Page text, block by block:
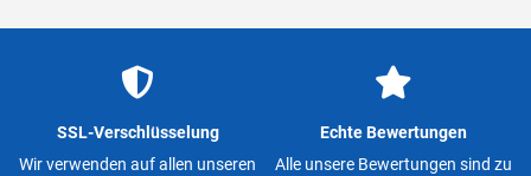
SSL-Verschlüsselung
Wir verwenden auf allen unseren
Echte Bewertungen
Alle unsere Bewertungen sind zu